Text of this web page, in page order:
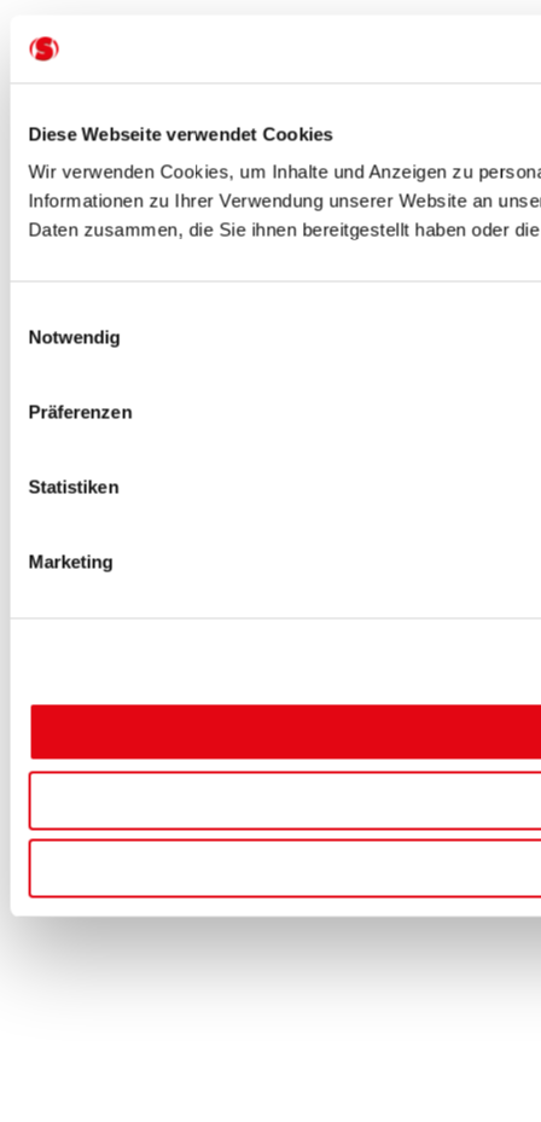
Diese Webseite verwendet Cookies
Wir verwenden Cookies, um Inhalte und Anzeigen zu
Informationen zu Ihrer Verwendung unserer Website an
Daten zusammen, die Sie ihnen bereitgestellt haben oder
Notwendig
Präferenzen
Statistiken
Marketing